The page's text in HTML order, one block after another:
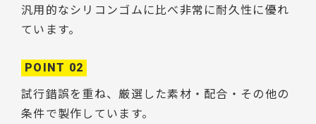
汎用的なシリコンゴムに比べ非常に耐久性に優れ
ています。
POINT 02
試行錯誤を重ね、厳選した素材・配合・その他の
条件で製作しています。